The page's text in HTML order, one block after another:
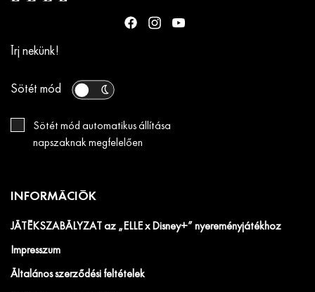
Írj nekünk!
Sötét mód
Sötét mód automatikus állítása
napszaknak megfelelően
INFORMÁCIÓK
JÁTÉKSZABÁLYZAT az „ELLE x Disney+” nyereményjátékhoz
Impresszum
Általános szerződési feltételek